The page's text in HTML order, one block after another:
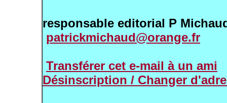
responsable editorial P
patrickmichaud@orange.fr
Transférer cet e-mail à un ami
Désinscription / Changer